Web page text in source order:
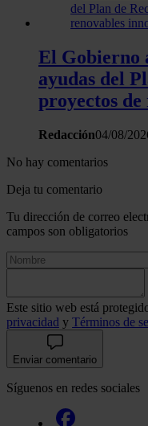
El Gobierno
ayudas del
proyectos
Redacción04/08/
No hay comentarios
Deja tu comentario
Tu dirección de correo
campos son obligatorios
Este sitio web está
privacidad y Términos de
Enviar comentario
Síguenos en redes sociales